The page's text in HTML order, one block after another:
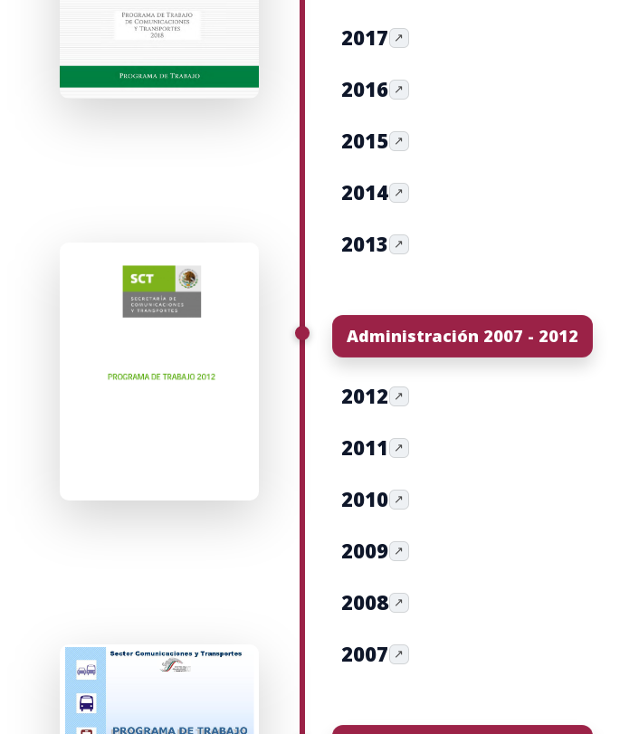
2017 ↗
2016 ↗
2015 ↗
2014 ↗
2013 ↗
Administración 2007 - 2012
2012 ↗
2011 ↗
2010 ↗
2009 ↗
2008 ↗
2007 ↗